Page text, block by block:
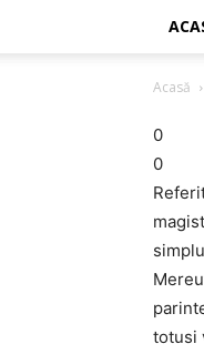
Acasă
0
0
totusi